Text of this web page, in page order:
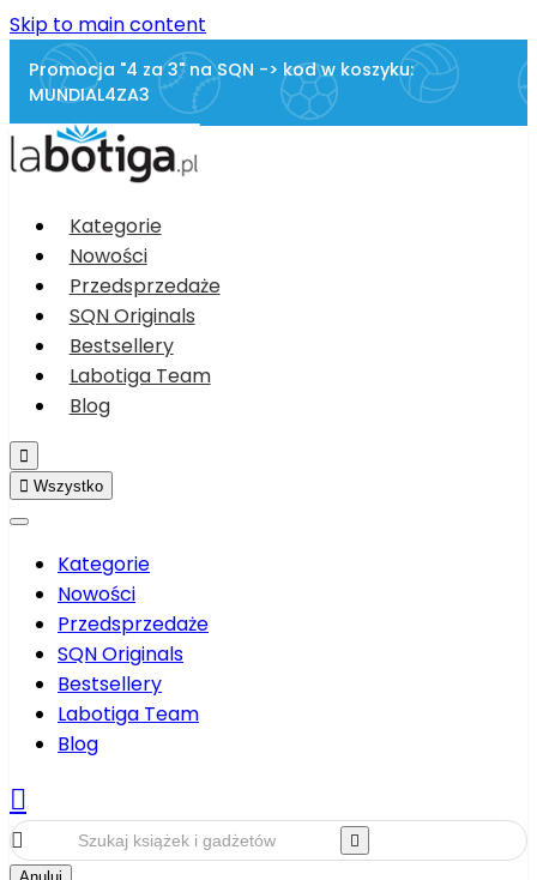
Skip to main content
Promocja "4 za 3" na SQN -> kod w koszyku:
MUNDIAL4ZA3
Kategorie
Nowości
Przedsprzedaże
SQN Originals
Bestsellery
Labotiga Team
Blog

 Wszystko
Kategorie
Nowości
Przedsprzedaże
SQN Originals
Bestsellery
Labotiga Team
Blog


